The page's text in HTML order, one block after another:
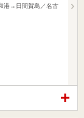
港→日間賀島／名古